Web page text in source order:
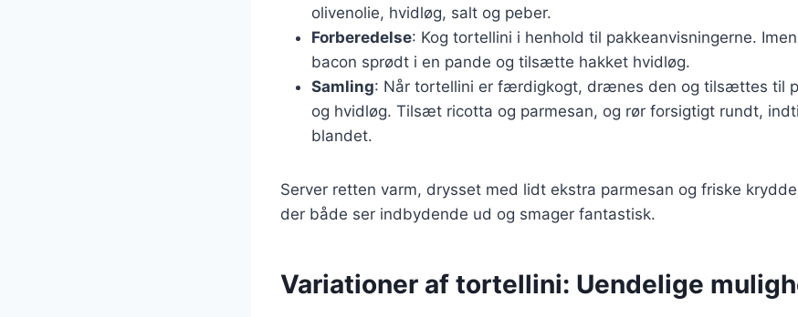
olivenolie, hvidløg, salt og peber.
Forberedelse: Kog tortellini i henhold til pakkeanvisningerne.
bacon sprødt i en pande og tilsætte hakket hvidløg.
Samling: Når tortellini er færdigkogt, drænes den og tilsættes til
og hvidløg. Tilsæt ricotta og parmesan, og rør forsigtigt rundt,
blandet.
Server retten varm, drysset med lidt ekstra parmesan og friske
der både ser indbydende ud og smager fantastisk.
Variationer af tortellini: Uendelige